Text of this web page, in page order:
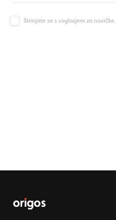
Strinjate se s soglasjem za novičke.